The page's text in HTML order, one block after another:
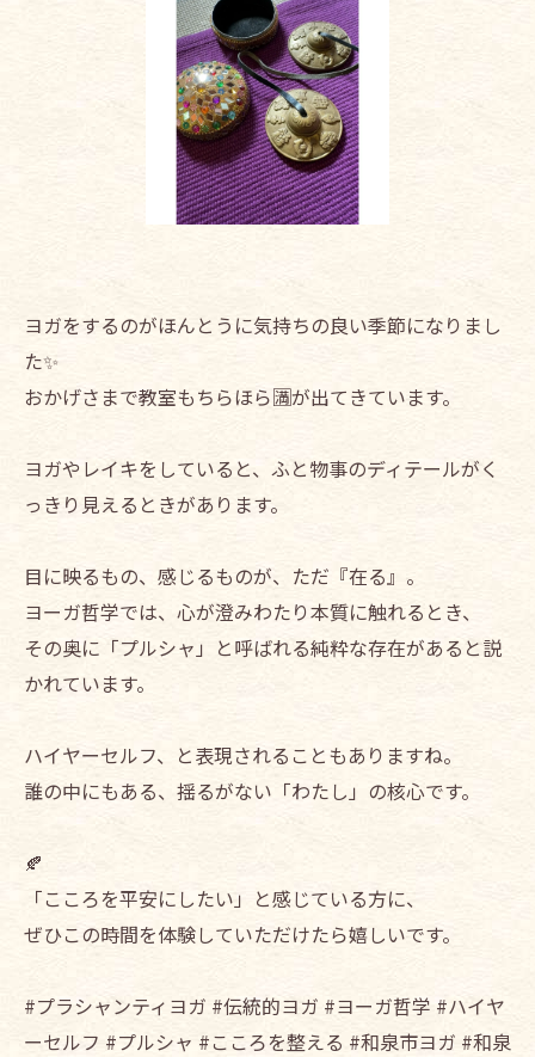
ヨガをするのがほんとうに気持ちの良い季節になりまし
た✨
おかげさまで教室もちらほら🈵が出てきています。
ヨガやレイキをしていると、ふと物事のディテールがく
っきり見えるときがあります。
目に映るもの、感じるものが、ただ『在る』。
ヨーガ哲学では、心が澄みわたり本質に触れるとき、
その奥に「プルシャ」と呼ばれる純粋な存在があると説
かれています。
ハイヤーセルフ、と表現されることもありますね。
誰の中にもある、揺るがない「わたし」の核心です。
🍂
「こころを平安にしたい」と感じている方に、
ぜひこの時間を体験していただけたら嬉しいです。
#プラシャンティヨガ #伝統的ヨガ #ヨーガ哲学 #ハイヤ
ーセルフ #プルシャ #こころを整える #和泉市ヨガ #和泉